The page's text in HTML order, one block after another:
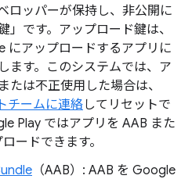
ロッパーが保持し、非公開に
」です。アップロード鍵は、
にアップロードするアプリに
ます。このシステムでは、ア
たは不正使用した場合は、
チームに連絡してリセットで
Play ではアプリを AAB また
ードできます。
（AAB）: AAB を Google